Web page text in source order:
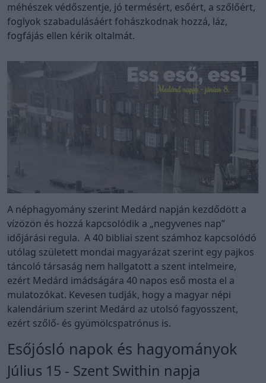
méhészek védőszentje, jó termésért, esőért, a szőlőért,
foglyok szabadulásáért fohászkodnak hozzá, láz,
fogfájás ellen kérik oltalmát.
A néphagyomány szerint Medárd napján kezdődött a
vízözön és hozzá kapcsolódik a „negyvenes nap”
időjárási regula. A 40 bibliai szent számhoz kapcsolódó
utólag született mondai magyarázat szerint egy pajkos
táncoló társaság nem hallgatott a szent intelmeire,
ezért Medárd imádságára 40 napos eső mosta el a
mulatozókat. Kevesen tudják, hogy a magyar népi
kalendárium szerint Medárd az utolsó fagyosszent,
ezért szőlő- és gyümölcspatrónus is.
Esőjósló napok és hagyományok
Július 15 - Szent Swithin napja